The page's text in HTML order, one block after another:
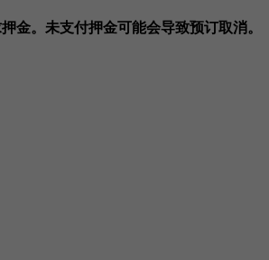
金。未支付押金可能会导致预订取消。